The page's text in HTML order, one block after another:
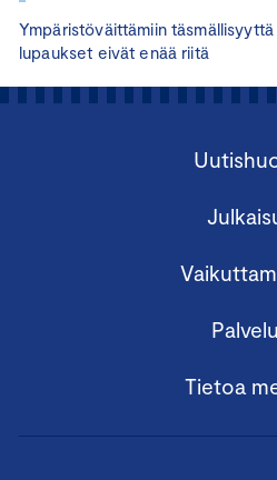
Ympäristöväittämiin
lupaukset eivät enää riitä
Tietoa